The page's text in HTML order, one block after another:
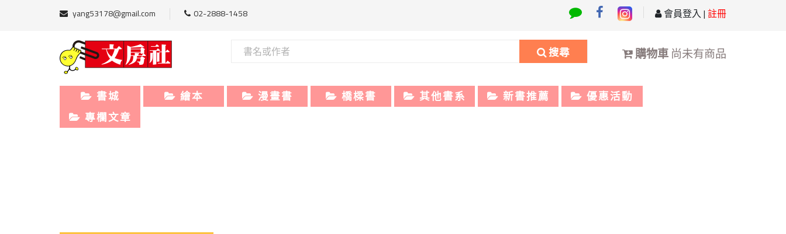
yang53178@gmail.com 02-2888-1458 會員登入|註冊
搜尋 購物車尚未有商品
書城 繪本 漫畫書 橋樑書 其他書系 新書推薦
優惠活動
專欄文章